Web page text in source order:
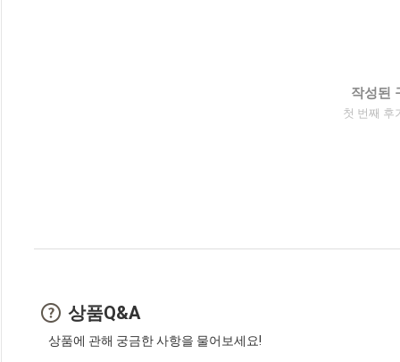
작성된
첫 번째 후
상품Q&A
상품에 관해 궁금한 사항을 물어보세요!